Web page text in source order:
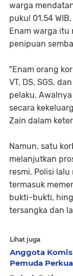
warga
pukul 01.54
Enam warga itu
penipuan
"Enam orang
VT, DS, SGS,
pelaku.
secara
Zain dalam
Namun, satu
melanjutkan
resmi. Polisi
termasuk
bukti-bukti,
tersangka dan
Lihat juga
Anggota
Pemuda